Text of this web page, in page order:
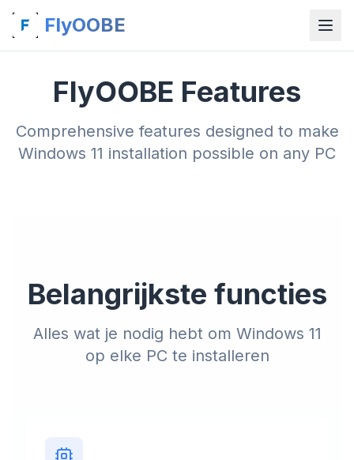
FlyOOBE
FlyOOBE Features
Comprehensive features designed to make
Windows 11 installation possible on any PC
Belangrijkste functies
Alles wat je nodig hebt om Windows 11
op elke PC te installeren